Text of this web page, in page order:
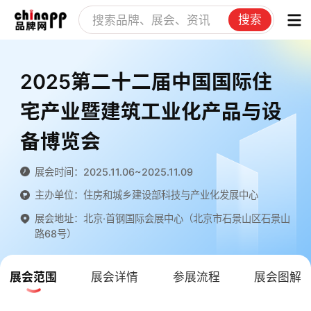
搜索
2025第二十二届中国国际住
宅产业暨建筑工业化产品与设
备博览会
展会时间：2025.11.06~2025.11.09
主办单位：住房和城乡建设部科技与产业化发展中心
展会地址：北京·首钢国际会展中心（北京市石景山区石景山
路68号）
展会范围 展会详情 参展流程 展会图解